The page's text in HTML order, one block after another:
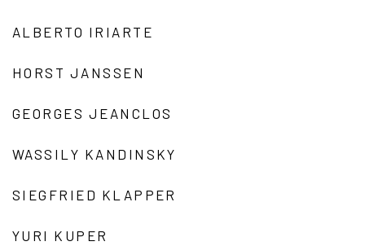
ALBERTO IRIARTE
HORST JANSSEN
GEORGES JEANCLOS
WASSILY KANDINSKY
SIEGFRIED KLAPPER
YURI KUPER